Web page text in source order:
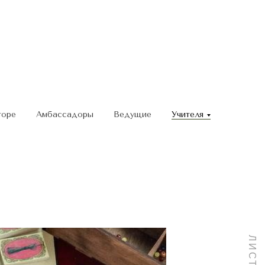
Амбассадоры Ведущие Учителя
лёгкости,